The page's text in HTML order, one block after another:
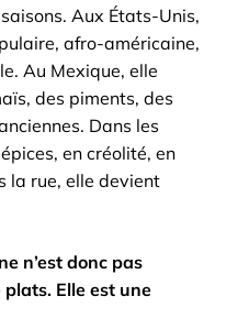
Aux États-Unis,
afro-américaine,
Au Mexique, elle
des piments, des
Dans les
en créolité, en
la rue, elle devient
n’est donc pas
Elle est une